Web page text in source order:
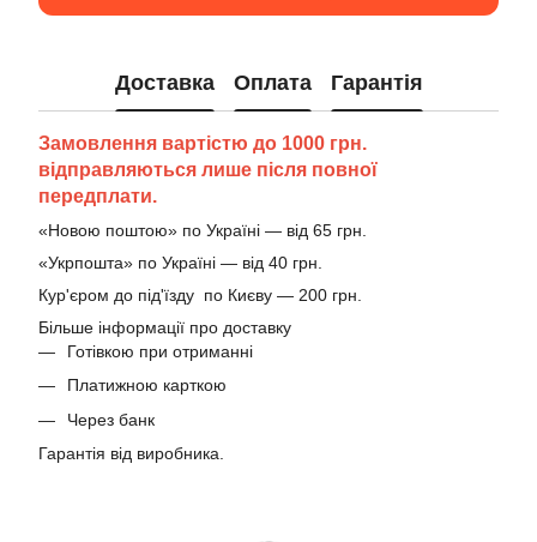
Доставка Оплата Гарантія
Замовлення вартістю до 1000 грн.
відправляються лише після повної
передплати.
«Новою поштою» по Україні — від 65 грн.
«Укрпошта» по Україні — від 40 грн.
Кур'єром до під'їзду по Києву — 200 грн.
Більше інформації про доставку
Готівкою при отриманні
Платижною карткою
Через банк
Гарантія від виробника.